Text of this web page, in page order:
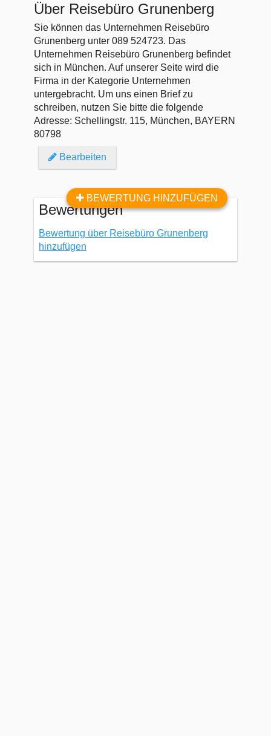
Über Reisebüro Grunenberg
Sie können das Unternehmen Reisebüro
Grunenberg unter 089 524723. Das
Unternehmen Reisebüro Grunenberg befindet
sich in München. Auf unserer Seite wird die
Firma in der Kategorie Unternehmen
untergebracht. Um uns einen Brief zu
schreiben, nutzen Sie bitte die folgende
Adresse: Schellingstr. 115, München, BAYERN
80798
Bearbeiten
BEWERTUNG HINZUFÜGEN
Bewertungen
Bewertung über Reisebüro Grunenberg
hinzufügen